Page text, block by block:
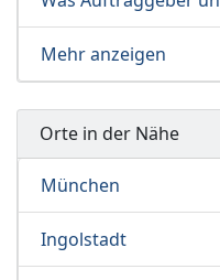
Mehr anzeigen
Orte in der Nähe
München
Ingolstadt